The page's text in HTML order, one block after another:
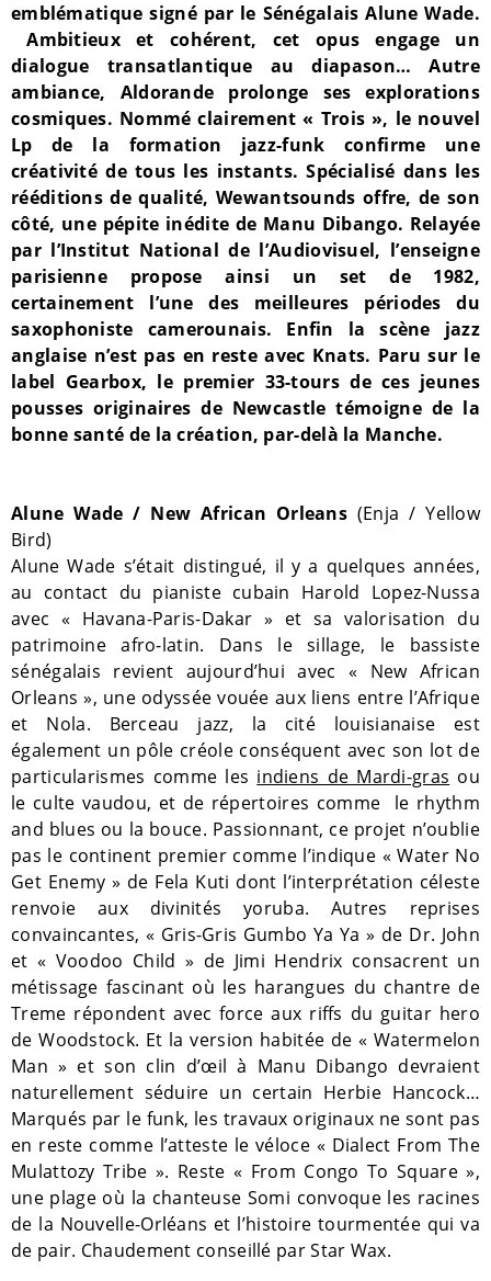
emblématique signé par le Sénégalais Alune Wade.
Ambitieux et cohérent, cet opus engage un
dialogue transatlantique au diapason… Autre
ambiance, Aldorande prolonge ses explorations
cosmiques. Nommé clairement « Trois », le nouvel
Lp de la formation jazz-funk confirme une
créativité de tous les instants. Spécialisé dans les
rééditions de qualité, Wewantsounds offre, de son
côté, une pépite inédite de Manu Dibango. Relayée
par l’Institut National de l’Audiovisuel, l’enseigne
parisienne propose ainsi un set de 1982,
certainement l’une des meilleures périodes du
saxophoniste camerounais. Enfin la scène jazz
anglaise n’est pas en reste avec Knats. Paru sur le
label Gearbox, le premier 33-tours de ces jeunes
pousses originaires de Newcastle témoigne de la
bonne santé de la création, par-delà la Manche.
Alune Wade / New African Orleans (Enja / Yellow
Bird)
Alune Wade s’était distingué, il y a quelques années,
au contact du pianiste cubain Harold Lopez-Nussa
avec « Havana-Paris-Dakar » et sa valorisation du
patrimoine afro-latin. Dans le sillage, le bassiste
sénégalais revient aujourd’hui avec « New African
Orleans », une odyssée vouée aux liens entre l’Afrique
et Nola. Berceau jazz, la cité louisianaise est
également un pôle créole conséquent avec son lot de
particularismes comme les indiens de Mardi-gras ou
le culte vaudou, et de répertoires comme
le rhythm
and blues ou la bouce. Passionnant, ce projet n’oublie
pas le continent premier comme l’indique « Water No
Get Enemy » de Fela Kuti dont l’interprétation céleste
renvoie aux divinités yoruba. Autres reprises
convaincantes, « Gris-Gris Gumbo Ya Ya » de Dr. John
et « Voodoo Child » de Jimi Hendrix consacrent un
métissage fascinant où les harangues du chantre de
Treme répondent avec force aux riffs du guitar hero
de Woodstock. Et la version habitée de « Watermelon
Man » et son clin d’œil à Manu Dibango devraient
naturellement séduire un certain Herbie Hancock…
Marqués par le funk, les travaux originaux ne sont pas
en reste comme l’atteste le véloce « Dialect From The
Mulattozy Tribe ». Reste « From Congo To Square »,
une plage où la chanteuse Somi convoque les racines
de la Nouvelle-Orléans et l’histoire tourmentée qui va
de pair. Chaudement conseillé par Star Wax.